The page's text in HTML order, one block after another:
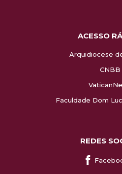
ACESSO
Arquidiocese
CNBB
Faculdade Dom
REDES